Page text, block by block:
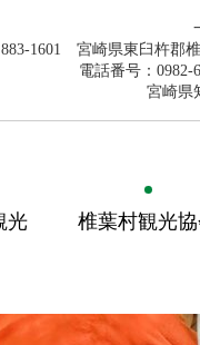
1601 宮崎県東臼杵郡
電話番号：
宮崎県
光 椎葉村観光